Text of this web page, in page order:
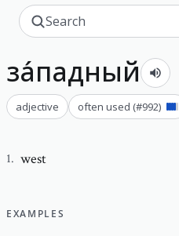
за́падный
adjective often used (#992)
1. west
EXAMPLES